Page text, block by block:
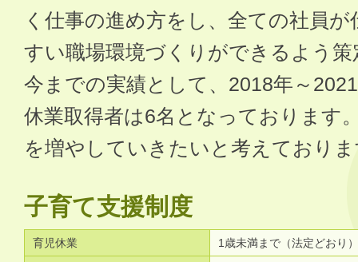
く仕事の進め方をし、全ての社員
すい職場環境づくりができるよう
今までの実績として、2018年～
休業取得者は6名となっております
を増やしていきたいと考えており
子育て支援制度
育児休業 1歳未満まで（法定どおり）